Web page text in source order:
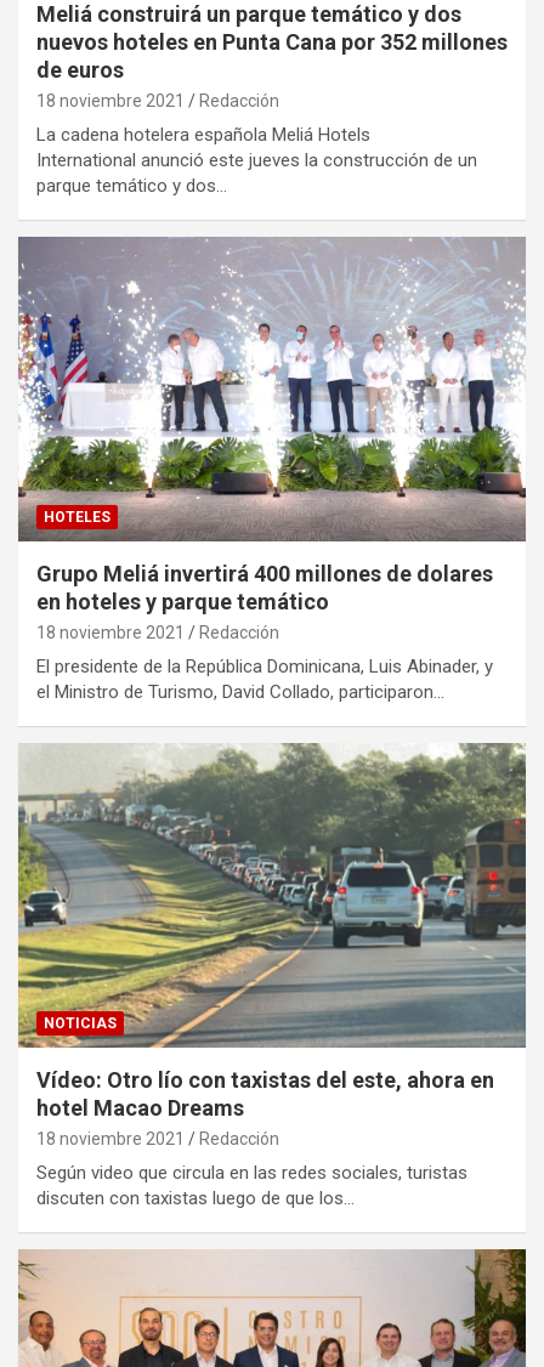
Meliá construirá un parque temático y dos
nuevos hoteles en Punta Cana por 352 millones
de euros
18 noviembre 2021 Redacción
La cadena hotelera española Meliá Hotels
International anunció este jueves la construcción de un
parque temático y dos…
HOTELES
Grupo Meliá invertirá 400 millones de dolares
en hoteles y parque temático
18 noviembre 2021 Redacción
El presidente de la República Dominicana, Luis Abinader, y
el Ministro de Turismo, David Collado, participaron…
NOTICIAS
Vídeo: Otro lío con taxistas del este, ahora en
hotel Macao Dreams
18 noviembre 2021 Redacción
Según video que circula en las redes sociales, turistas
discuten con taxistas luego de que los…